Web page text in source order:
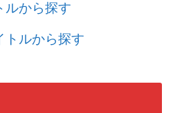
ルから探す
トルから探す